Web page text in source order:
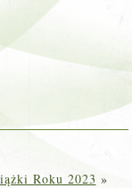
Roku 2023 »